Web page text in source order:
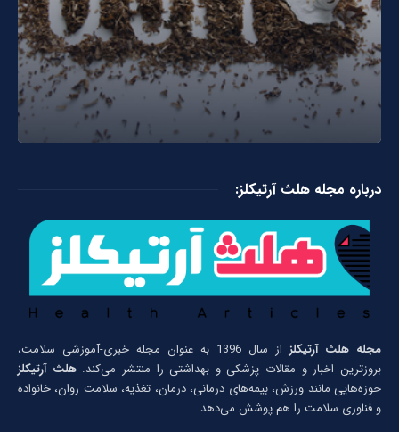
درباره مجله هلث آرتیکلز:
مجله هلث آرتیکلز
از سال 1396 به عنوان مجله خبری-آموزشی سلامت،
بروزترین اخبار و مقالات پزشکی و بهداشتی را منتشر می‌کند.هلث آرتیکلز
حوزه‌هایی مانند ورزش، بیمه‌های درمانی، درمان، تغذیه، سلامت روان، خانواده
و فناوری سلامت را هم پوشش می‌دهد.